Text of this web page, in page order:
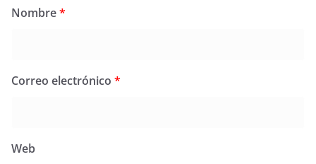
Nombre*
Correo electrónico *
Web